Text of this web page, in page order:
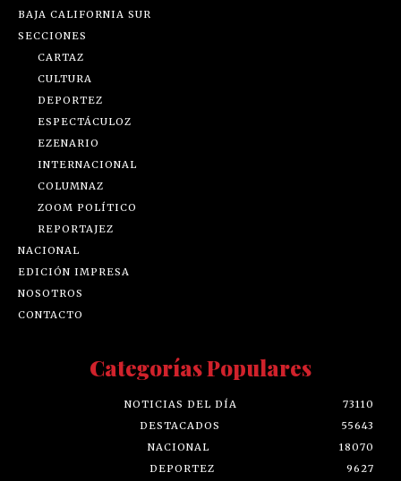
BAJA CALIFORNIA SUR
SECCIONES
CARTAZ
CULTURA
DEPORTEZ
ESPECTÁCULOZ
EZENARIO
INTERNACIONAL
COLUMNAZ
ZOOM POLÍTICO
REPORTAJEZ
NACIONAL
EDICIÓN IMPRESA
NOSOTROS
CONTACTO
Categorías Populares
NOTICIAS DEL DÍA
73110
DESTACADOS
55643
NACIONAL
18070
DEPORTEZ
9627